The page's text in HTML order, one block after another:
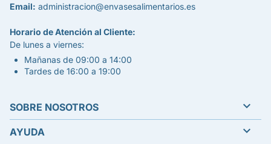
Email: administracion@envasesalimentarios.es
Horario de Atención al Cliente:
De lunes a viernes:
Mañanas de 09:00 a 14:00
Tardes de 16:00 a 19:00
SOBRE NOSOTROS 
AYUDA 